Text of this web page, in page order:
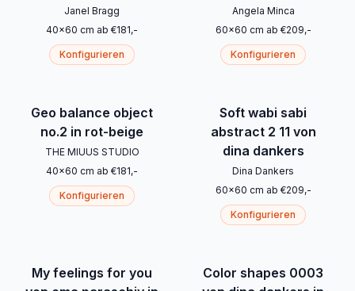
Janel Bragg
40x60 cm ab €181,-
Konfigurieren
Angela Minca
60x60 cm ab €209,-
Konfigurieren
Geo balance object
no.2 in rot-beige
THE MIUUS STUDIO
40x60 cm ab €181,-
Konfigurieren
Soft wabi sabi
abstract 2 11 von
dina dankers
Dina Dankers
60x60 cm ab €209,-
Konfigurieren
My feelings for you
Color shapes 0003